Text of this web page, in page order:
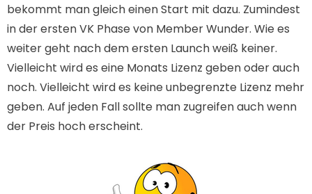
bekommt man gleich einen Start mit dazu. Zumindest
in der ersten VK Phase von Member Wunder. Wie es
weiter geht nach dem ersten Launch weiß keiner.
Vielleicht wird es eine Monats Lizenz geben oder auch
noch. Vielleicht wird es keine unbegrenzte Lizenz mehr
geben. Auf jeden Fall sollte man zugreifen auch wenn
der Preis hoch erscheint.